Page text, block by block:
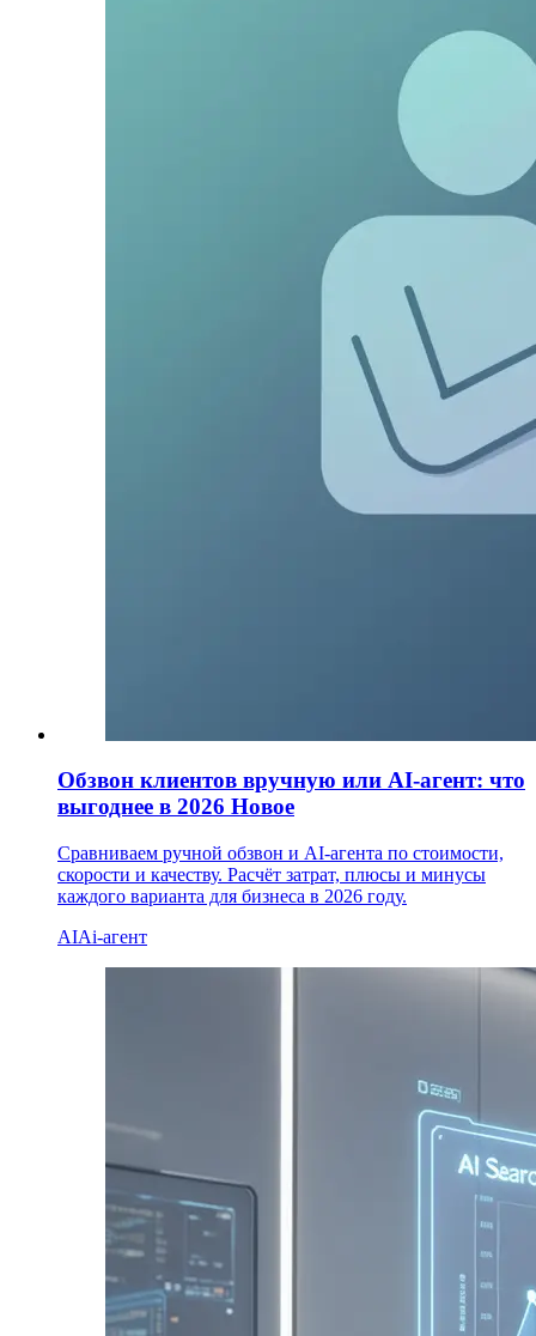
Обзвон клиентов вручную или AI-агент: что
выгоднее в 2026 Новое
Сравниваем ручной обзвон и AI-агента по стоимости,
скорости и качеству. Расчёт затрат, плюсы и минусы
каждого варианта для бизнеса в 2026 году.
AIAi-агент